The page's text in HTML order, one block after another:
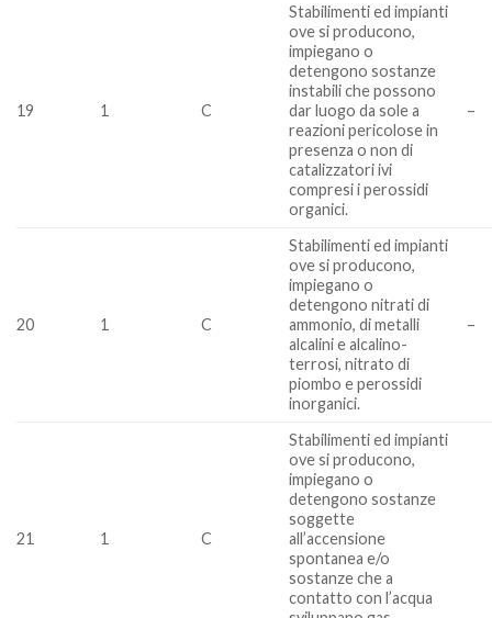
19 1 C
Stabilimenti ed impianti
ove si producono,
impiegano o
detengono sostanze
instabili che possono
dar luogo da sole a
reazioni pericolose in
presenza o non di
catalizzatori ivi
compresi i perossidi
organici.
–
20 1 C
Stabilimenti ed impianti
ove si producono,
impiegano o
detengono nitrati di
ammonio, di metalli
alcalini e alcalino-
terrosi, nitrato di
piombo e perossidi
inorganici.
–
21 1 C
Stabilimenti ed impianti
ove si producono,
impiegano o
detengono sostanze
soggette
all’accensione
spontanea e/o
sostanze che a
contatto con l’acqua